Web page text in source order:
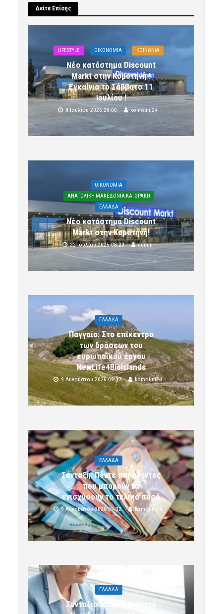
Δείτε Επίσης
LIFESTYLE OIKONOMIA ΚΟΙΝΩΝΙΑ
Νέο κατάστημα Discount
Markt στην Κομοτηνή !
Εγκαίνια το Σάββατο 11
Ιουλίου !
8 Ιουλίου 2026 20:00 komotini24
OIKONOMIA
ΑΝΑΤΟΛΙΚΗ ΜΑΚΕΔΟΝΙΑ ΚΑΙ ΘΡΑΚΗ
ΕΛΛΑΔΑ
Νέο κατάστημα Discount
Markt στην Κομοτηνή!
22 Ιουλίου 2025 08:20 admin
ΕΛΛΑΔΑ
Παγγαίο: Στο επίκεντρο
των δράσεων του
ευρωπαϊκού έργου
NewLife4BioIslands
9 Αυγούστου 2026 09:32 komotini24
ΕΛΛΑΔΑ
Σύνταξη: Πέντε παράγοντες
που μπορούν να
ενισχύσουν το τελικό ποσό
9 Αυγούστου 2026 09:32 komotini24
ΕΛΛΑΔΑ
Συνταξιοδότηση: Ανοιχτό